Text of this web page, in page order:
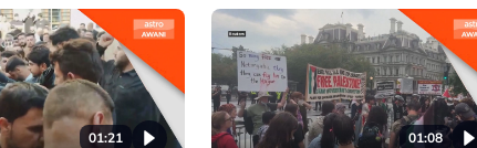
01:21 01:08